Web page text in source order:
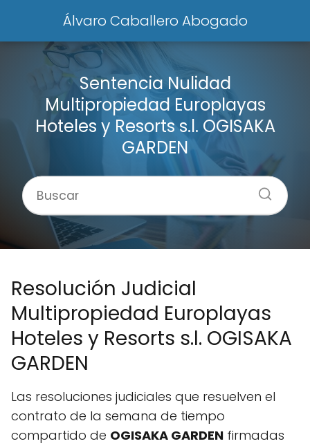
Álvaro Caballero Abogado
Sentencia Nulidad
Multipropiedad Europlayas
Hoteles y Resorts s.l. OGISAKA
GARDEN
Resolución Judicial
Multipropiedad Europlayas
Hoteles y Resorts s.l. OGISAKA
GARDEN
Las resoluciones judiciales que resuelven el
contrato de la semana de tiempo
compartido de OGISAKA GARDEN firmadas